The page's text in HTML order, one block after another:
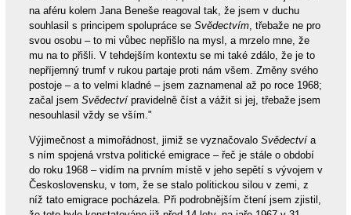
na aféru kolem Jana Beneše reagoval tak, že jsem v duchu
souhlasil s principem spolupráce se Svědectvím, třebaže ne pro
svou osobu – to mi vůbec nepřišlo na mysl, a mrzelo mne, že
mu na to přišli. V tehdejším kontextu se mi také zdálo, že je to
nepříjemný trumf v rukou partaje proti nám všem. Změny svého
postoje – a to velmi kladné – jsem zaznamenal až po roce 1968;
začal jsem Svědectvípravidelně číst a vážit si jej, třebaže jsem
nesouhlasil vždy se vším."
Výjimečnost a mimořádnost, jimiž se vyznačovalo Svědectvía
s ním spojená vrstva politické emigrace – řeč je stále o období
do roku 1968 – vidím na prvním místě v jeho sepětí s vývojem v
Československu, v tom, že se stalo politickou silou v zemi, z
níž tato emigrace pocházela. Při podrobnějším čtení jsem zjistil,